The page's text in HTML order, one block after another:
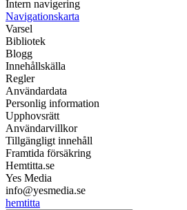
Intern navigering
Navigationskarta
Varsel
Bibliotek
Blogg
Innehållskälla
Regler
Användardata
Personlig information
Upphovsrätt
Användarvillkor
Tillgängligt innehåll
Framtida försäkring
Hemtitta.se
Yes Media
info@yesmedia.se
hemtitta